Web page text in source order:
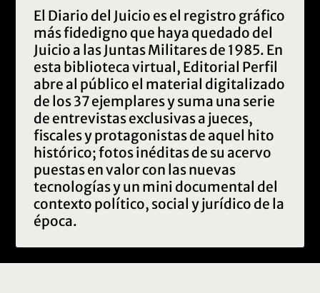
El Diario del Juicio es el registro gráfico
más fidedigno que haya quedado del
Juicio a las Juntas Militares de 1985. En
esta biblioteca virtual, Editorial Perfil
abre al público el material digitalizado
de los 37 ejemplares y suma una serie
de entrevistas exclusivas a jueces,
fiscales y protagonistas de aquel hito
histórico; fotos inéditas de su acervo
puestas en valor con las nuevas
tecnologías y un mini documental del
contexto político, social y jurídico de la
época.